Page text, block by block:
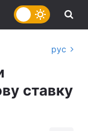
рус
ставку